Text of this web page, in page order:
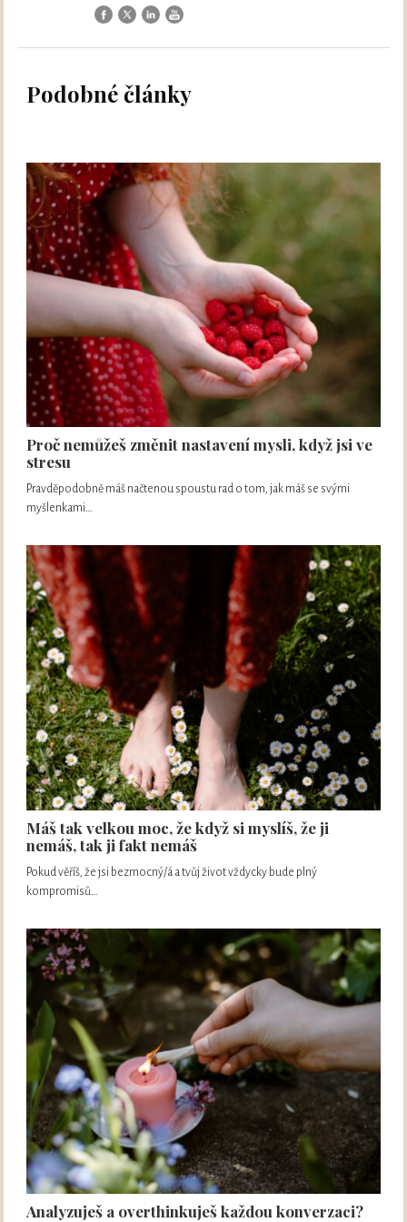
Podobné články
Proč nemůžeš změnit nastavení mysli, když jsi ve
stresu
Pravděpodobně máš načtenou spoustu rad o tom, jak máš se svými
myšlenkami…
Máš tak velkou moc, že když si myslíš, že ji
nemáš, tak ji fakt nemáš
Pokud věříš, že jsi bezmocný/á a tvůj život vždycky bude plný
kompromisů…
Analyzuješ a overthinkuješ každou konverzaci?